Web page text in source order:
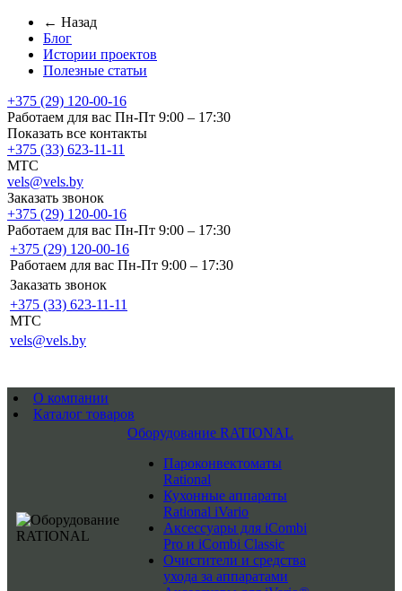
← Назад
Блог
Истории проектов
Полезные статьи
+375 (29) 120-00-16
Работаем для вас Пн-Пт 9:00 – 17:30
Показать все контакты
+375 (33) 623-11-11
MTC
vels@vels.by
Заказать звонок
+375 (29) 120-00-16
Работаем для вас Пн-Пт 9:00 – 17:30
+375 (29) 120-00-16
Работаем для вас Пн-Пт 9:00 – 17:30
Заказать звонок
+375 (33) 623-11-11
MTC
vels@vels.by
О компании
Каталог товаров
Оборудование RATIONAL
Пароконвектоматы
Rational
Кухонные аппараты
Rational iVario
Аксессуары для iCombi
Pro и iCombi Classic
Очистители и средства
ухода за аппаратами